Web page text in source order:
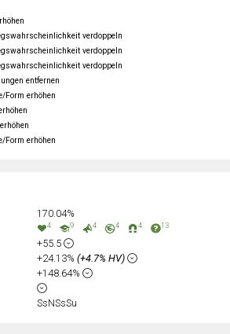
170.04%
4 9 4 4 4 13
+55.5
+24.13% (+4.7% HV)
+148.64%
SsNSsSu
verdoppeln
verdoppeln
verdoppeln
entfernen
Form erhöhen
Form erhöhen